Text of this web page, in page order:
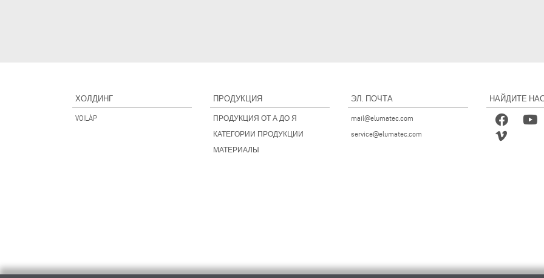
ХОЛДИНГ
VOILÀP
ПРОДУКЦИЯ
ПРОДУКЦИЯ ОТ А ДО Я
КАТЕГОРИИ ПРОДУКЦИИ
МАТЕРИАЛЫ
ЭЛ. ПОЧТА
mail@elumatec.com
service@elumatec.com
НАЙДИТЕ